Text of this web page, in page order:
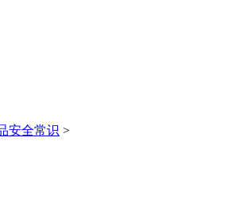
安全常识 >